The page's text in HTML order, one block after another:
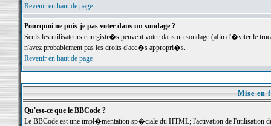
Revenir en haut de page
Pourquoi ne puis-je pas voter dans un sondage ?
Seuls les utilisateurs enregistr�s peuvent voter dans un sondage (afin d'�viter le
n'avez probablement pas les droits d'acc�s appropri�s.
Revenir en haut de page
Mise en
Qu'est-ce que le BBCode ?
Le BBCode est une impl�mentation sp�ciale du HTML; l'activation de l'utilisation